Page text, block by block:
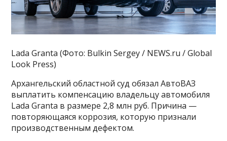
Lada Granta (Фото: Bulkin Sergey / NEWS.ru / Global
Look Press)
Архангельский областной суд обязал АвтоВАЗ
выплатить компенсацию владельцу автомобиля
Lada Granta в размере 2,8 млн руб. Причина —
повторяющаяся коррозия, которую признали
производственным дефектом.